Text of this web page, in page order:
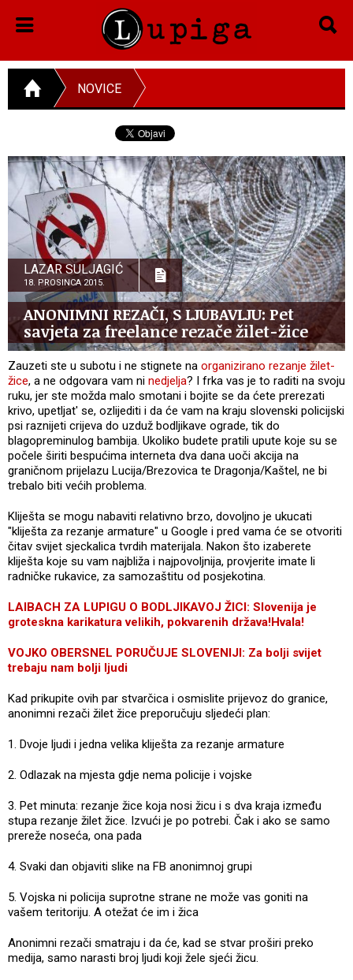
NOVICE
LAZAR SULJAGIĆ
18. PROSINCA 2015.
ANONIMNI REZAČI, S LJUBAVLJU: Pet
savjeta za freelance rezače žilet-žice
Zauzeti ste u subotu i ne stignete na organizirano rezanje žilet-
žice, a ne odgovara vam ni nedjelja? I frka vas je to raditi na svoju
ruku, jer ste možda malo smotani i bojite se da ćete prerezati
krivo, upetljat' se, ozlijediti i da će vam na kraju slovenski policijski
psi raznijeti crijeva do uzduž bodljikave ograde, tik do
blagopreminulog bambija. Ukoliko budete pratili upute koje su se
počele širiti bespućima interneta dva dana uoči akcija na
graničnom prijelazu Lucija/Brezovica te Dragonja/Kaštel, ne bi
trebalo biti većih problema.
Kliješta se mogu nabaviti relativno brzo, dovoljno je ukucati
"kliješta za rezanje armature" u Google i pred vama će se otvoriti
čitav svijet sjeckalica tvrdih materijala. Nakon što izaberete
kliješta koje su vam najbliža i najpovoljnija, provjerite imate li
radničke rukavice, za samozaštitu od posjekotina.
LAIBACH ZA LUPIGU O BODLJIKAVOJ ŽICI: Slovenija je
groteskna karikatura velikih, pokvarenih država!Hvala!
VOJKO OBERSNEL PORUČUJE SLOVENIJI: Za bolji svijet
trebaju nam bolji ljudi
Kad prikupite ovih par stvarčica i osmislite prijevoz do granice,
anonimni rezači žilet žice preporučuju sljedeći plan:
1. Dvoje ljudi i jedna velika kliješta za rezanje armature
2. Odlazak na mjesta gdje nema policije i vojske
3. Pet minuta: rezanje žice koja nosi žicu i s dva kraja između
stupa rezanje žilet žice. Izvući je po potrebi. Čak i ako se samo
prereže noseća, ona pada
4. Svaki dan objaviti slike na FB anonimnoj grupi
5. Vojska ni policija suprotne strane ne može vas goniti na
vašem teritoriju. A otežat će im i žica
Anonimni rezači smatraju i da će, kad se stvar proširi preko
medija, samo narasti broj ljudi koji žele sjeći žicu.